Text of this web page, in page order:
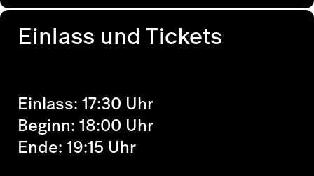
Einlass und Tickets
Einlass: 17:30 Uhr
Beginn: 18:00 Uhr
Ende: 19:15 Uhr